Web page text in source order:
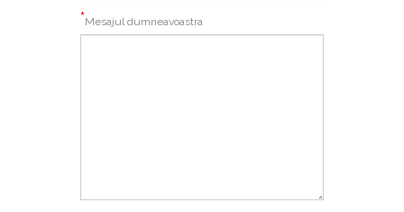
*Mesajul dumneavoastra